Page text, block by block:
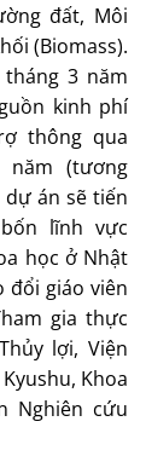
đất, Môi
(Biomass).
3 năm
kinh phí
thông qua
năm (tương
dự án sẽ tiến
lĩnh vực
học ở Nhật
đổi giáo viên
gia thực
lợi, Viện
Khoa
Nghiên cứu